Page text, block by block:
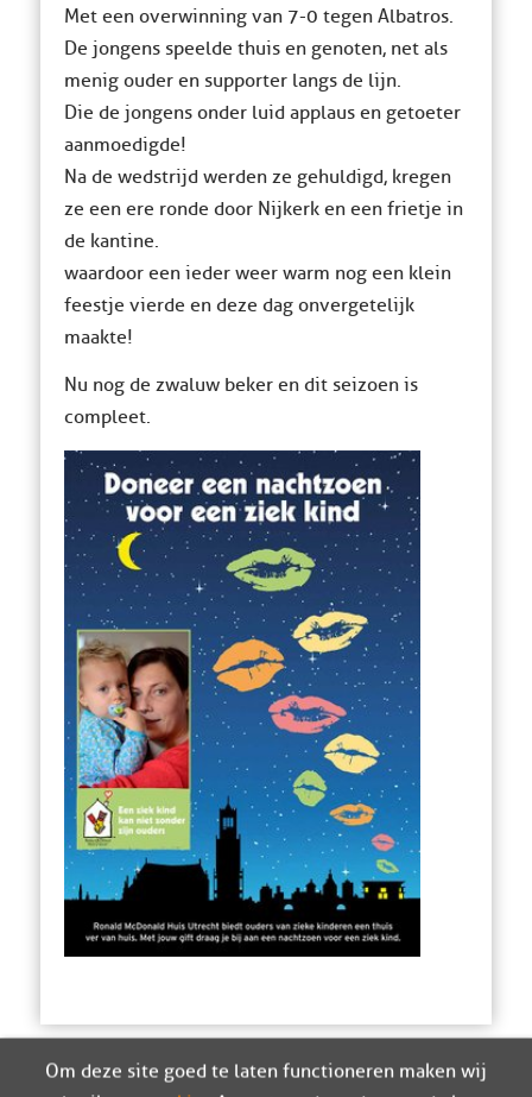
Met een overwinning van 7-0 tegen Albatros.
De jongens speelde thuis en genoten, net als
menig ouder en supporter langs de lijn.
Die de jongens onder luid applaus en getoeter
aanmoedigde!
Na de wedstrijd werden ze gehuldigd, kregen
ze een ere ronde door Nijkerk en een frietje in
de kantine.
waardoor een ieder weer warm nog een klein
feestje vierde en deze dag onvergetelijk
maakte!
Nu nog de zwaluw beker en dit seizoen is
compleet.
Om deze site goed te laten functioneren maken wij